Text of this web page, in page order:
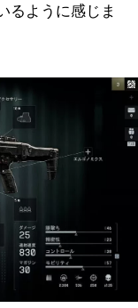
るように感じま